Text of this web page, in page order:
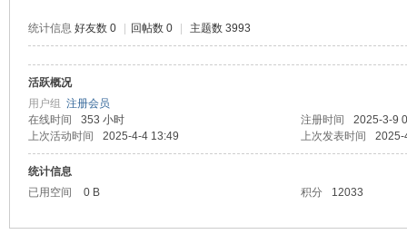
统计信息 好友数 0 回帖数 0 主题数 3993
活跃概况
用户组 注册会员
在线时间
353 小时 注册时间
2025-3-9
上次活动时间
2025-4-4 13:49 上次发表时间 2025-
统计信息
已用空间
0 B 积分 12033